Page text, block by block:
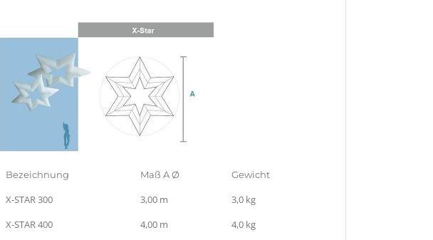
Bezeichnung Maß A Ø Gewicht
X-STAR 300 3,00 m
3,0 kg
X-STAR 400
4,00 m 4,0 kg